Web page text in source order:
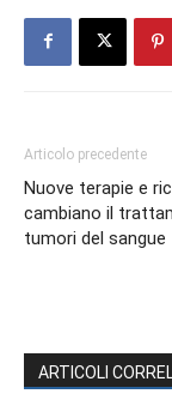
Articolo precedente
Nuove terapie e
cambiano il
tumori del sangue
ARTICOLI